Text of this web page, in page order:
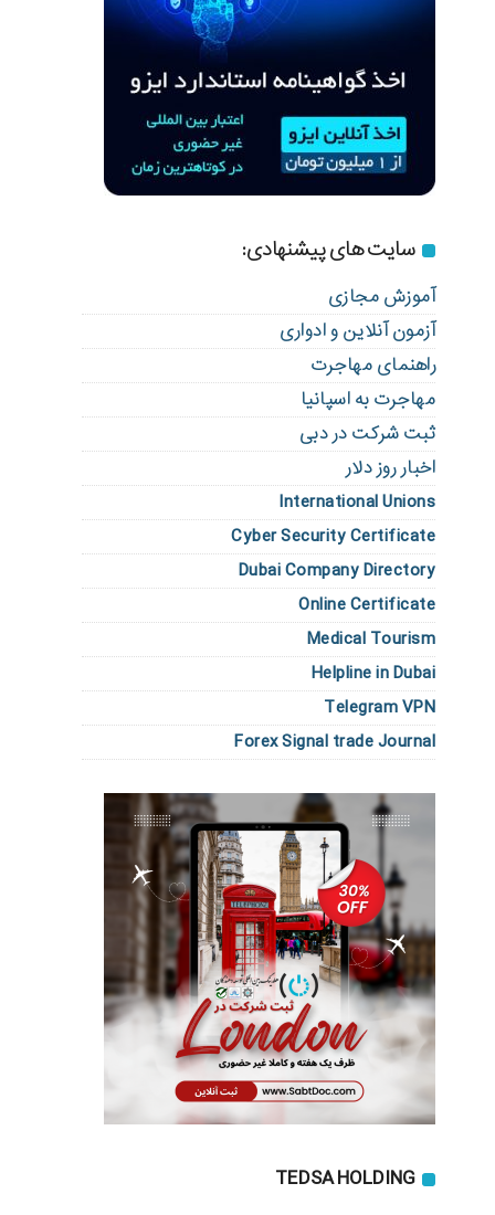
سایت های پیشنهادی:
آموزش مجازی
آزمون آنلاین و ادواری
راهنمای مهاجرت
مهاجرت به اسپانیا
ثبت شرکت در دبی
اخبار روز دلار
International Unions
Cyber Security Certificate
Dubai Company Directory
Online Certificate
Medical Tourism
Helpline in Dubai
Telegram VPN
Forex Signal trade Journal
TEDSA HOLDING